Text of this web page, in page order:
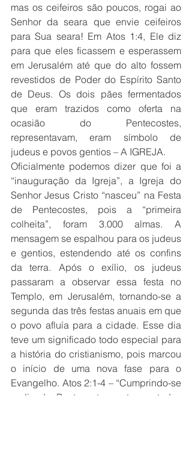
mas os ceifeiros são poucos, rogai ao
Senhor da seara que envie ceifeiros
para Sua seara! Em Atos 1:4, Ele diz
para que eles ficassem e esperassem
em Jerusalém até que do alto fossem
revestidos de Poder do Espírito Santo
de Deus. Os dois pães fermentados
que eram trazidos como oferta na
ocasião do Pentecostes,
representavam, eram símbolo de
judeus e povos gentios – A IGREJA.
Oficialmente podemos dizer que foi a
“inauguração da Igreja”, a Igreja do
Senhor Jesus Cristo “nasceu” na Festa
de Pentecostes, pois a “primeira
colheita”, foram 3.000 almas. A
mensagem se espalhou para os judeus
e gentios, estendendo até os confins
da terra. Após o exílio, os judeus
passaram a observar essa festa no
Templo, em Jerusalém, tornando-se a
segunda das três festas anuais em que
o povo afluía para a cidade. Esse dia
teve um significado todo especial para
a história do cristianismo, pois marcou
o início de uma nova fase para o
Evangelho. Atos 2:1-4 – “Cumprindo-se
o dia de Pentecostes, estavam todos